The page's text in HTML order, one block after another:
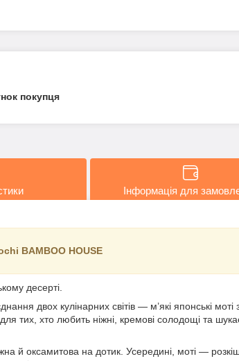
покупця
Інформація для
BAMBOO HOUSE
десерті.
двох кулінарних світів — м’які японські моті
тих, хто любить ніжні, кремові солодощі та
й оксамитова на дотик. Усередині, моті —